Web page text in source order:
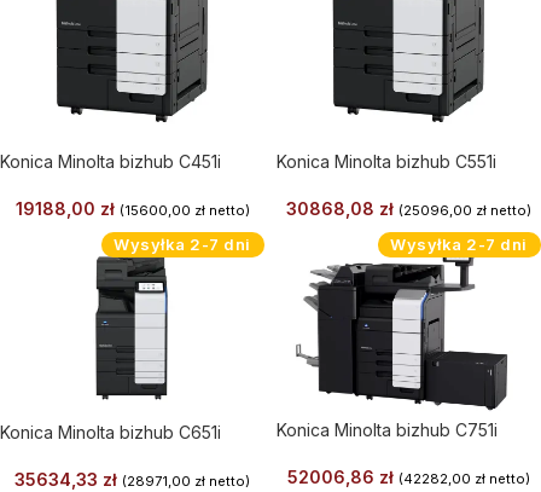
Konica Minolta bizhub C451i
19188,00 zł (15600,00 złnetto)
Konica Minolta bizhub C551i
30868,08 zł (25096,00 zł netto)
Wysyłka 2-7 dni
Konica Minolta bizhub C651i
35634,33 zł (28971,00 zł netto)
Wysyłka 2-7 dni
Konica Minolta bizhub C751i
52006,86 zł (42282,00 zł netto)